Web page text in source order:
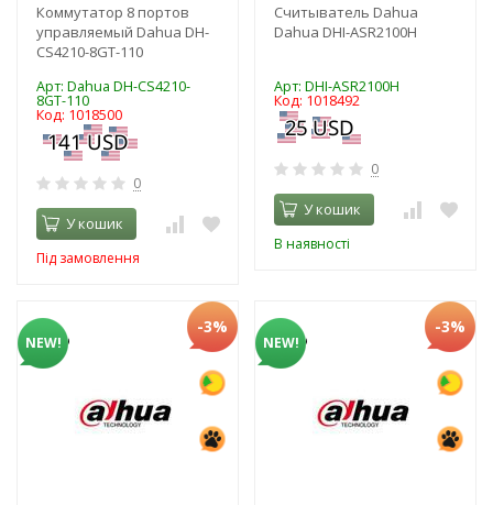
Коммутатор 8 портов
управляемый Dahua DH-
CS4210-8GT-110
Арт: Dahua DH-CS4210-
8GT-110
Код: 1018500
0
У кошик
Під замовлення
Считыватель Dahua
Dahua DHI-ASR2100H
Арт: DHI-ASR2100H
Код: 1018492
0
У кошик
В наявності
NEW!
-3%
NEW!
-3%